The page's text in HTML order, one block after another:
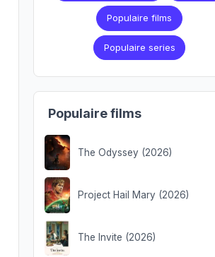
Populaire films
Populaire series
Populaire films
The Odyssey (2026)
Project Hail Mary (2026)
The Invite (2026)